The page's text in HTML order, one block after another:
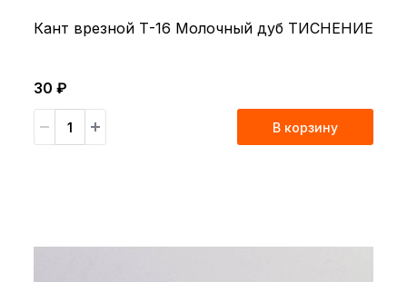
Кант врезной Т-16 Молочный дуб ТИСНЕНИЕ
30 ₽
В корзину